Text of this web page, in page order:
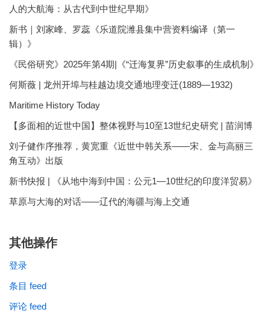
人的大航海：从古代到中世纪早期》
新书｜刘家峰、罗蕊《乐道院潍县集中营资料编译（第一
辑）》
《民俗研究》2025年第4期|《“迁海复界”历史叙事的生成机制》
何斯薇 | 龙州开埠与桂越边境交通地理变迁(1889—1932)
Maritime History Today
【多面相的近世中国】整体视野与10至13世纪史研究 | 苗润博
刘子健作序推荐，黄宽重《近世中韩关系——宋、金与高丽三
角互动》出版
新书快报 | 《从地中海到中国：公元1—10世纪的印度洋贸易》
草原与大海的对话——辽代的海疆与海上交通
其他操作
登录
条目 feed
评论 feed